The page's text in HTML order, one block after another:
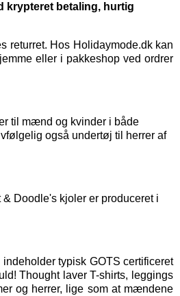
krypteret betaling, hurtig
returret. Hos Holidaymode.dk kan
eller i pakkeshop ved ordrer
til mænd og kvinder i både
også undertøj til herrer af
Doodle's kjoler er produceret i
typisk GOTS certificeret
Thought laver T-shirts, leggings
og herrer, lige som at mændene